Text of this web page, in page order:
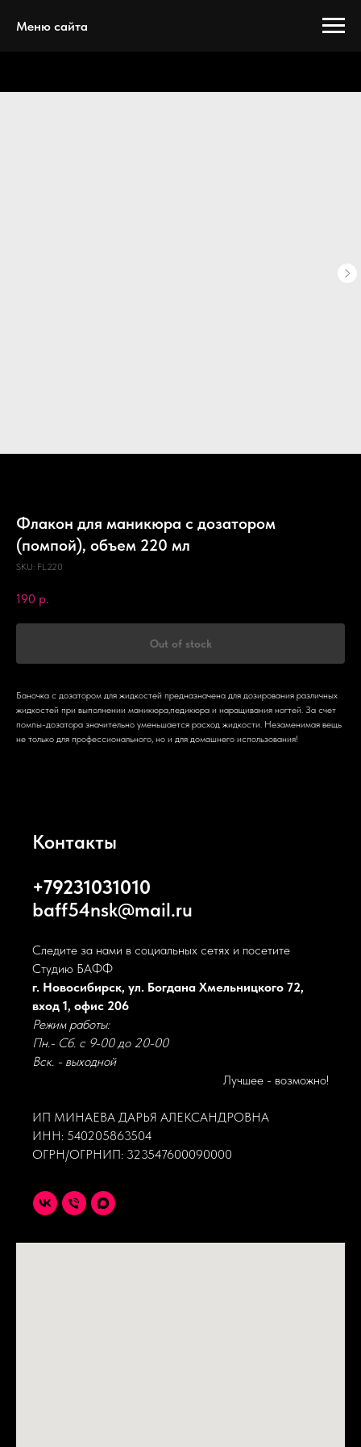
Меню сайта
Флакон для маникюра с дозатором
(помпой), объем 220 мл
SKU: FL220
190 р.
Out of stock
Баночка с дозатором для жидкостей предназначена для дозирования различных
жидкостей при выполнении маникюра,педикюра и наращивания ногтей. За счет
помпы-дозатора значительно уменьшается расход жидкости. Незаменимая вещь
не только для профессионального, но и для домашнего использования!
Контакты
+79231031010
baff54nsk@mail.ru
Следите за нами в социальных сетях и посетите
Студию БАФФ
г. Новосибирск, ул. Богдана Хмельницкого 72,
вход 1, офис 206
Режим работы:
Пн.- Сб. с 9-00 до 20-00
Вск. - выходной
Лучшее - возможно!
ИП МИНАЕВА ДАРЬЯ АЛЕКСАНДРОВНА
ИНН: 540205863504
ОГРН/ОГРНИП: 323547600090000